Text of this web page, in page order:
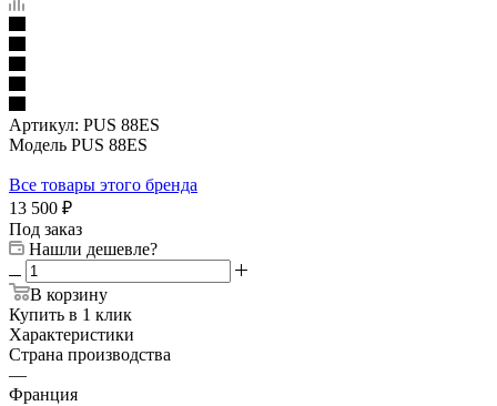
Артикул: PUS 88ES
Модель PUS 88ES
Все товары этого бренда
13 500 ₽
Под заказ
Нашли дешевле?
В корзину
Купить в 1 клик
Характеристики
Страна производства
—
Франция